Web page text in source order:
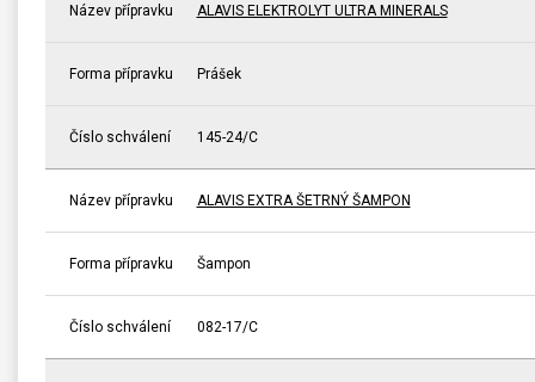
Název přípravku ALAVIS ELEKTROLYT ULTRA MINERALS
Forma přípravku Prášek
Číslo schválení 145-24/C
Název přípravku ALAVIS EXTRA ŠETRNÝ ŠAMPON
Forma přípravku Šampon
Číslo schválení 082-17/C